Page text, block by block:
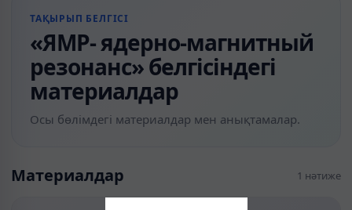
ТАҚЫРЫП БЕЛГІСІ
«ЯМР- ядерно-магнитный
резонанс» белгісіндегі
материалдар
Осы бөлімдегі материалдар мен анықтамалар.
Материалдар 1 нәтиже